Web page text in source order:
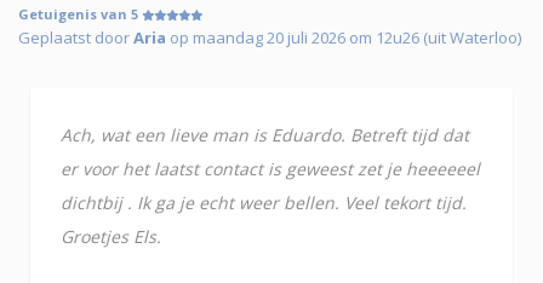
Getuigenis van 5
Geplaatst doorAria op maandag 20 juli 2026 om 12u26 (uit Waterloo)
Ach, wat een lieve man is Eduardo. Betreft tijd dat
er voor het laatst contact is geweest zet je heeeeeel
dichtbij . Ik ga je echt weer bellen. Veel tekort tijd.
Groetjes Els.